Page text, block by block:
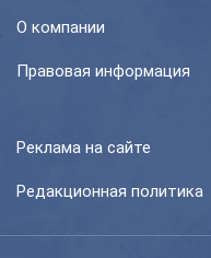
О компании
Правовая информация
Реклама на сайте
Редакционная политика